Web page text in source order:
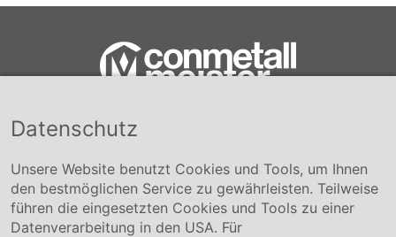
Conmetall Meister GmbH
+49 5141-180
info@conmetallmeister.de
www.conmetallmeister.de
Unternehmen
Datenschutz
Unsere Website benutzt Cookies und Tools, um Ihnen
den bestmöglichen Service zu gewährleisten. Teilweise
führen die eingesetzten Cookies und Tools zu einer
Datenverarbeitung in den USA. Für